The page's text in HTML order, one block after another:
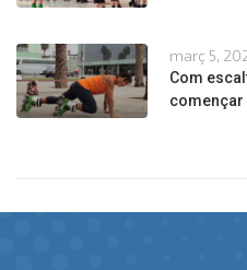
març 5,
Com
començar